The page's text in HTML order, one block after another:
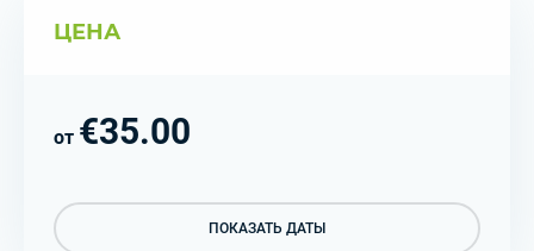
ЦЕНА
от €35.00
ПОКАЗАТЬ ДАТЫ